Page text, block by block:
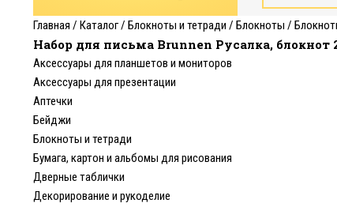
Главная / Каталог/ Блокноты и тетради / Блокноты /
Набор для письма Brunnen Русалка, блокнот
Аксессуары для планшетов и мониторов
Аксессуары для презентации
Аптечки
Бейджи
Блокноты и тетради
Бумага, картон и альбомы для рисования
Дверные таблички
Декорирование и рукоделие